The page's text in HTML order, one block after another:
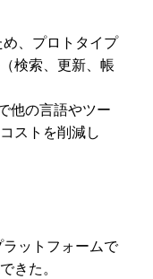
、プロトタイプ
検索、更新、帳
他の言語やツー
ストを削減し
ットフォームで
きた。